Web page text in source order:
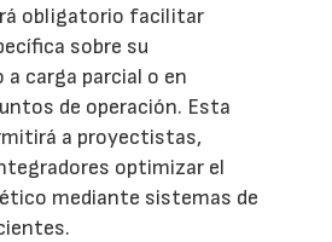
obligatorio facilitar
sobre su
carga parcial o en
de operación. Esta
a proyectistas,
optimizar el
mediante sistemas de